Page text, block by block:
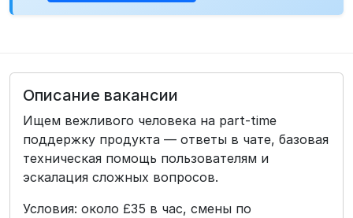
Описание вакансии
Ищем вежливого человека на part‑time
поддержку продукта — ответы в чате, базовая
техническая помощь пользователям и
эскалация сложных вопросов.
Условия: около £35 в час, смены по